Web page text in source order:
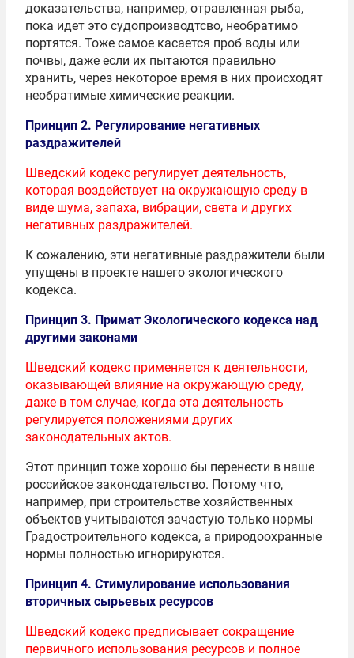
доказательства, например, отравленная рыба,
пока идет это судопроизводтсво, необратимо
портятся. Тоже самое касается проб воды или
почвы, даже если их пытаются правильно
хранить, через некоторое время в них происходят
необратимые химические реакции.
Принцип 2. Регулирование негативных
раздражителей
Шведский кодекс регулирует деятельность,
которая воздействует на окружающую среду в
виде шума, запаха, вибрации, света и других
негативных раздражителей.
К сожалению, эти негативные раздражители были
упущены в проекте нашего экологического
кодекса.
Принцип 3. Примат Экологического кодекса над
другими законами
Шведский кодекс применяется к деятельности,
оказывающей влияние на окружающую среду,
даже в том случае, когда эта деятельность
регулируется положениями других
законодательных актов.
Этот принцип тоже хорошо бы перенести в наше
российское законодательство. Потому что,
например, при строительстве хозяйственных
объектов учитываются зачастую только нормы
Градостроительного кодекса, а природоохранные
нормы полностью игнорируются.
Принцип 4. Стимулирование использования
вторичных сырьевых ресурсов
Шведский кодекс предписывает сокращение
первичного использования ресурсов и полное